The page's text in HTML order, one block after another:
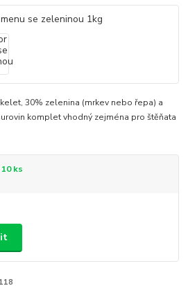
30% zelenina (mrkev nebo řepa) a
komplet vhodný zejména pro štěňata
ks